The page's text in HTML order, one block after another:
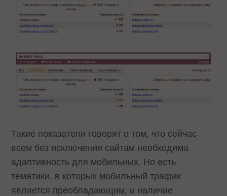
Такие показатели говорят о том, что сейчас
всем без исключения сайтам необходима
адаптивность для мобильных. Но есть
тематики, в которых мобильный трафик
является преобладающим, и наличие